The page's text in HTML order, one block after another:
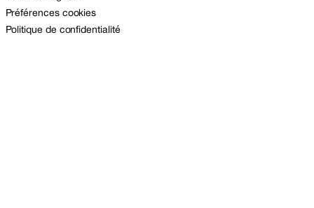
Préférences cookies
Politique de confidentialité